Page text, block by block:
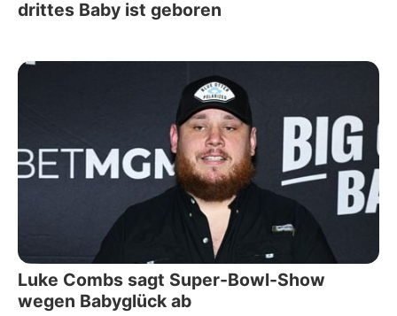
drittes Baby ist geboren
Luke Combs sagt Super-Bowl-Show
wegen Babyglück ab